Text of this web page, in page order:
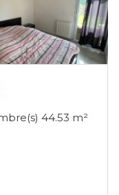
Appartement 2 pièce(s) 1 chambre(s) 44.53 m²